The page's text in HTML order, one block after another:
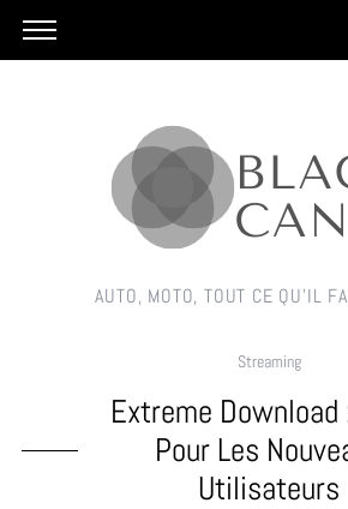
AUTO, MOTO, TOUT CE QU'IL
Streaming
Extreme Download
Pour Les
Utilisateurs